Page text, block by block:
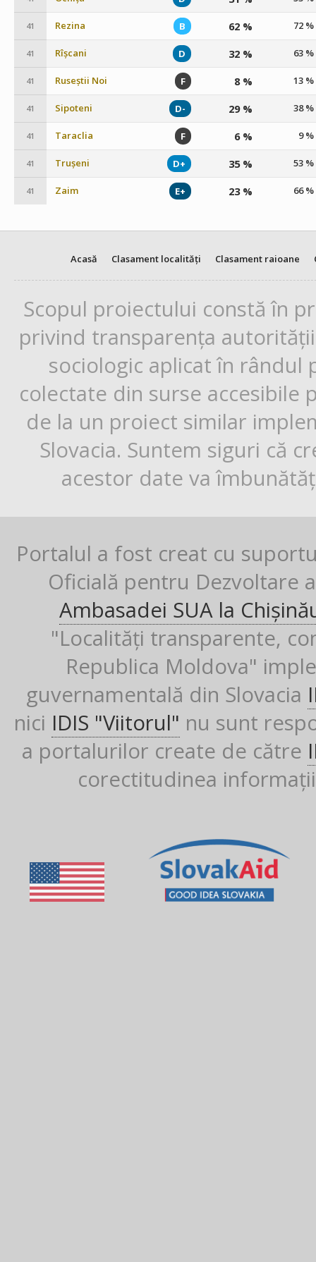
41 Rezina B 62 % 72 %
41 Rîșcani D 32 % 63 %
41 Ruseștii Noi F 8 % 13 %
41 Sipoteni D- 29 % 38 %
41 Taraclia F 6 % 9 %
41 Trușeni D+ 35 % 53 %
41 Zaim E+ 23 % 66 %
Acasă Clasament localități Clasament raioane
Scopul proiectului constă în
privind transparența
sociologic aplicat în rândul
colectate din surse
de la un proiect similar
Slovacia. Suntem siguri că
acestor date va
Portalul a fost creat cu
Oficială pentru Dezvoltare
Ambasadei SUA la
"Localități transparente,
Republica Moldova"
guvernamentală din Slovacia
nici IDIS "Viitorul" nu sunt
a portalurilor create de către
corectitudinea